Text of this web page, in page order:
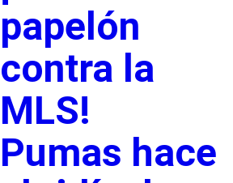
papelón
contra la
MLS!
Pumas hace